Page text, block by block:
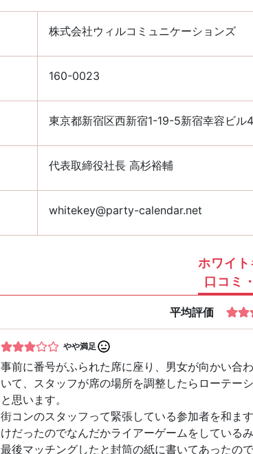
株式会社ウィルコミュニケーションズ
160-0023
東京都新宿区西新宿1-19-5新宿幸容ビル
代表取締役社長 高杉裕輔
whitekey@party-calendar.net
ホワイ
口コミ
平均評価
やや満足
事前に番号がふられた席に座り、男女が向かい合
いて、スタッフが席の場所を調整したらローテー
と思います。
街コンのスタッフって緊張している参加者を和ま
けだったのでなんだかライアーゲームをしているみ
最後マッチングしたと封筒の紙に書いてあったの